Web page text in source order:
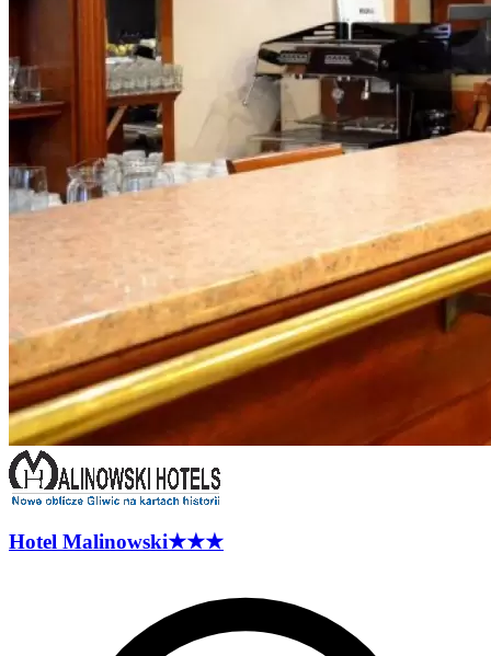
Hotel Malinowski★★★